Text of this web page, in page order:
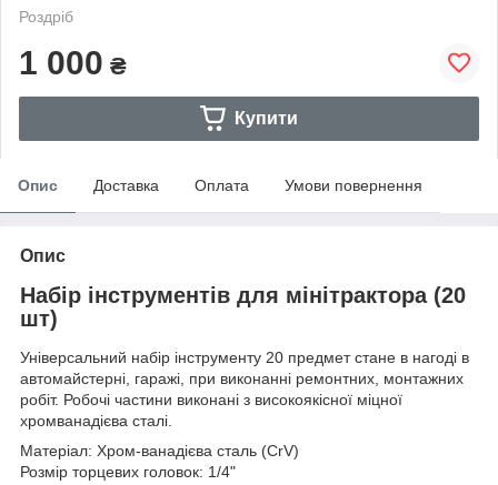
Роздріб
1 000 ₴
Купити
Опис Доставка Оплата Умови повернення
Опис
Набір інструментів для мінітрактора (20
шт)
Універсальний набір інструменту 20 предмет стане в нагоді в
автомайстерні, гаражі, при виконанні ремонтних, монтажних
робіт. Робочі частини виконані з високоякісної міцної
хромванадієва сталі.
Матеріал: Хром-ванадієва сталь (CrV)
Розмір торцевих головок: 1/4"